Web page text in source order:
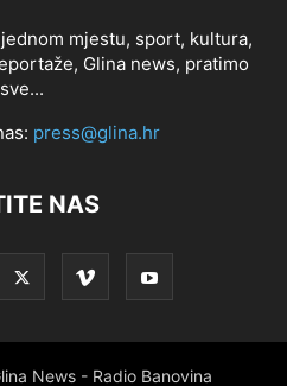
mjestu, sport, kultura,
Glina news, pratimo
sve...
press@glina.hr
NAS
News - Radio Banovina